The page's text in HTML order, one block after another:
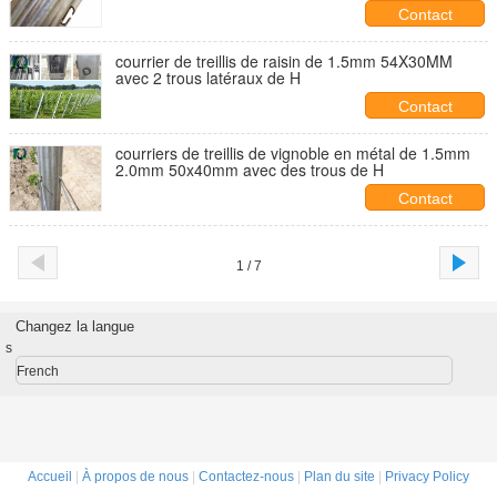
Contact
courrier de treillis de raisin de 1.5mm 54X30MM
avec 2 trous latéraux de H
Contact
courriers de treillis de vignoble en métal de 1.5mm
2.0mm 50x40mm avec des trous de H
Contact
1 / 7
Changez la langue
s
French
Accueil À propos de nous Contactez-nous Plan du site Privacy Policy